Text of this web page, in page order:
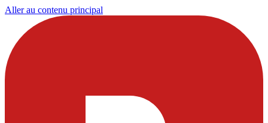
Aller au contenu principal